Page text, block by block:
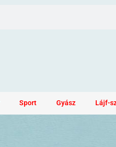
Sport Gyász Lájf-